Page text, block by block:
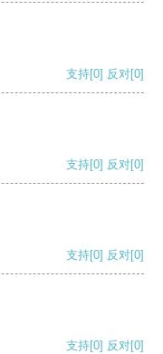
支持[0] 反对[0]
支持[0] 反对[0]
支持[0] 反对[0]
支持[0] 反对[0]